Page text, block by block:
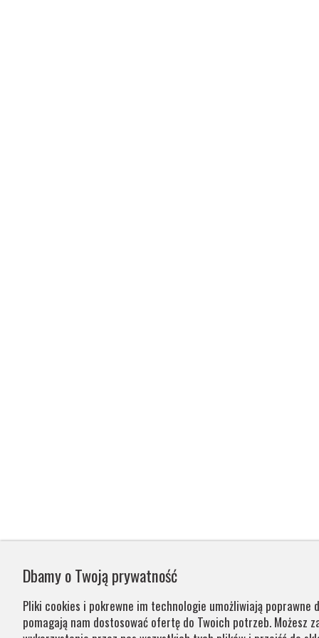
Dbamy o Twoją prywatność
Pliki cookies i pokrewne im technologie umożliwiają poprawne
pomagają nam dostosować ofertę do Twoich potrzeb. Możesz